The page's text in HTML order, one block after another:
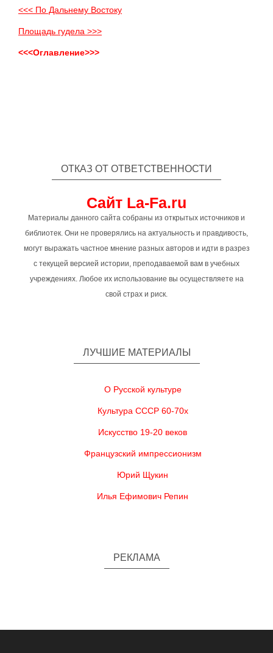
<<< По Дальнему Востоку
Площадь гудела >>>
<<<Оглавление>>>
ОТКАЗ ОТ ОТВЕТСТВЕННОСТИ
Сайт La-Fa.ru
Материалы данного сайта собраны из открытых источников и
библиотек. Они не проверялись на актуальность и правдивость,
могут выражать частное мнение разных авторов и идти в разрез
с текущей версией истории, преподаваемой вам в учебных
учреждениях. Любое их использование вы осуществляете на
свой страх и риск.
ЛУЧШИЕ МАТЕРИАЛЫ
О Русской культуре
Культура СССР 60-70х
Искусство 19-20 веков
Французский импрессионизм
Юрий Щукин
Илья Ефимович Репин
РЕКЛАМА